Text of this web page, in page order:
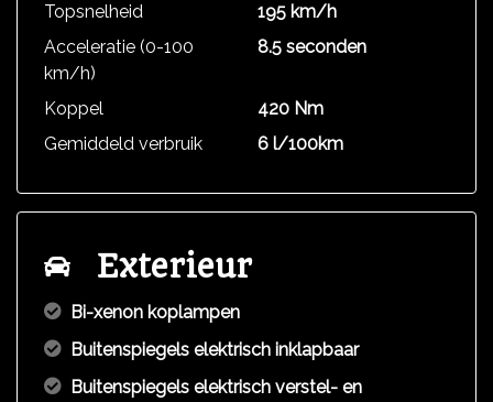
Topsnelheid
195 km/h
Acceleratie (0-100
km/h)
8.5 seconden
Koppel
420 Nm
Gemiddeld verbruik
6 l/100km
Exterieur
Bi-xenon koplampen
Buitenspiegels elektrisch inklapbaar
Buitenspiegels elektrisch verstel- en